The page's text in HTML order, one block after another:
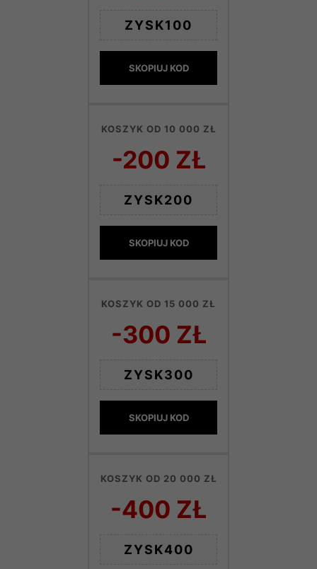
ZYSK100
SKOPIUJ KOD
KOSZYK OD 10 000 ZŁ
-200 ZŁ
ZYSK200
SKOPIUJ KOD
KOSZYK OD 15 000 ZŁ
-300 ZŁ
ZYSK300
SKOPIUJ KOD
KOSZYK OD 20 000 ZŁ
-400 ZŁ
ZYSK400